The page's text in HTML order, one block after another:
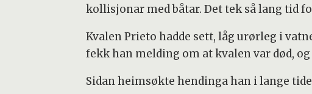
kollisjonar med båtar. Det tek så lang tid
Kvalen Prieto hadde sett, låg urørleg i
fekk han melding om at kvalen var død,
Sidan heimsøkte hendinga han i lange